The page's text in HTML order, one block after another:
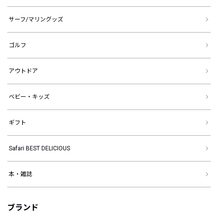
サーフ/マリングッズ
ゴルフ
アウトドア
ベビー・キッズ
ギフト
Safari BEST DELICIOUS
本・雑誌
ブランド